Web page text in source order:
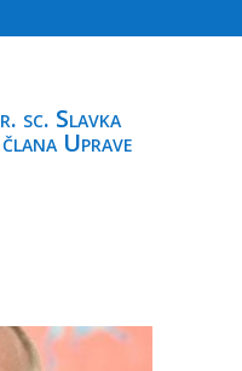
sc. Slavka
Uprave